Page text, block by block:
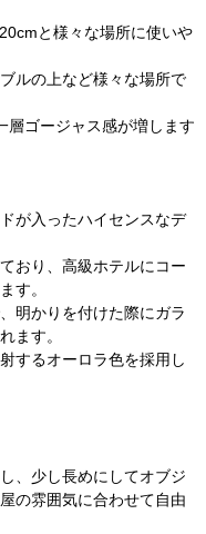
と様々な場所に使いや
ルの上など様々な場所で
層ゴージャス感が増します
が入ったハイセンスなデ
おり、高級ホテルにコー
す。
明かりを付けた際にガラ
ます。
するオーロラ色を採用し
、少し長めにしてオブジ
の雰囲気に合わせて自由